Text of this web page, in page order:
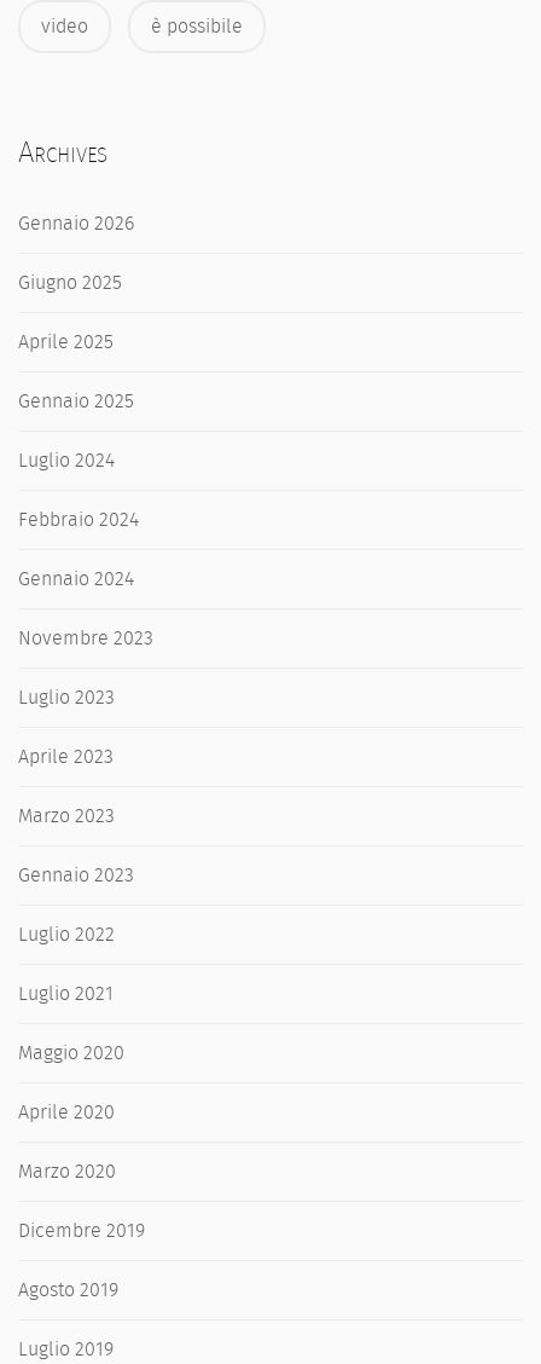
video è possibile
Archives
Gennaio 2026
Giugno 2025
Aprile 2025
Gennaio 2025
Luglio 2024
Febbraio 2024
Gennaio 2024
Novembre 2023
Luglio 2023
Aprile 2023
Marzo 2023
Gennaio 2023
Luglio 2022
Luglio 2021
Maggio 2020
Aprile 2020
Marzo 2020
Dicembre 2019
Agosto 2019
Luglio 2019